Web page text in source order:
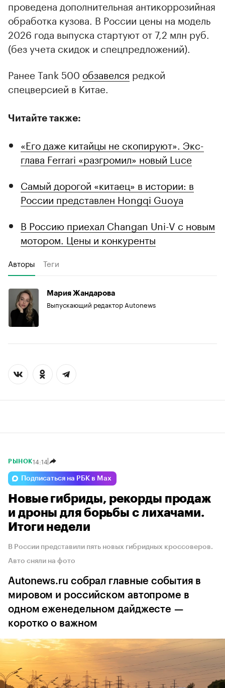
проведена дополнительная антикоррозийная
обработка кузова. В России цены на модель
2026 года выпуска стартуют от 7,2 млн руб.
(без учета скидок и спецпредложений).
Ранее Tank 500 обзавелся редкой
спецверсией в Китае.
Читайте также:
«Его даже китайцы не скопируют». Экс-
глава Ferrari «разгромил» новый Luce
Самый дорогой «китаец» в истории: в
России представлен Hongqi Guoya
В Россию приехал Changan Uni-V с новым
мотором. Цены и конкуренты
Авторы Теги
Мария Жандарова
Выпускающий редактор Autonews
РЫНОК14:14
Подписаться на РБК в Max
Новые гибриды, рекорды продаж
и дроны для борьбы с лихачами.
Итоги недели
В России представили пять новых гибридных кроссоверов.
Авто сняли на фото
Autonews.ru собрал главные события в
мировом и российском автопроме в
одном еженедельном дайджесте —
коротко о важном